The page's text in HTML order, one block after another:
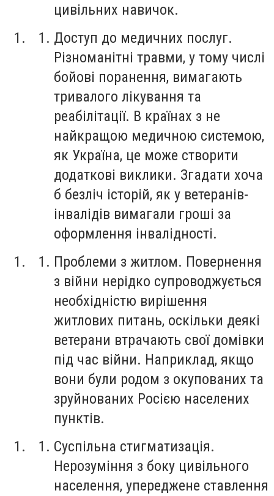
цивільних навичок.
Доступ до медичних послуг.
Різноманітні травми, у тому числі
бойові поранення, вимагають
тривалого лікування та
реабілітації. В країнах з не
найкращою медичною системою,
як Україна, це може створити
додаткові виклики. Згадати хоча
б безліч історій, як у ветеранів-
інвалідів вимагали гроші за
оформлення інвалідності.
Проблеми з житлом. Повернення
з війни нерідко супроводжується
необхідністю вирішення
житлових питань, оскільки деякі
ветерани втрачають свої домівки
під час війни. Наприклад, якщо
вони були родом з окупованих та
зруйнованих Росією населених
пунктів.
Суспільна стигматизація.
Нерозуміння з боку цивільного
населення, упереджене ставлення